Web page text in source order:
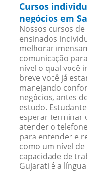
Cursos
negócios em
Nossos cursos
ensinados
melhorar
comunicação
nível o qual você
breve você já
manejando
negócios, antes
estudo.
esperar terminar
atender o
para entender e
como um nível
capacidade de
Gujarati é a